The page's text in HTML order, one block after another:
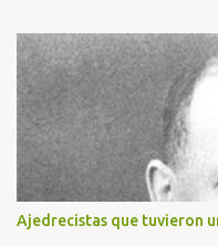
Tarrasch: El Preceptor
Joseph Henrry Blackburne:
Anand: El Tigre de Madras.
Tigre de Hierro. El Maestro
Defensa. El Impenetrale.
Anatoly Karpov. El gélido
Magnus Carlsen: El Mozar
Bobby. El Carnicero de
Ajedrecistas que tuvieron